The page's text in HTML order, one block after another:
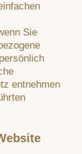
Sie
entnehmen